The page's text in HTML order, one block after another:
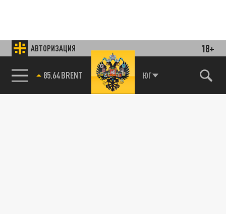
АВТОРИЗАЦИЯ 18+
85.64 BRENT ЮГ